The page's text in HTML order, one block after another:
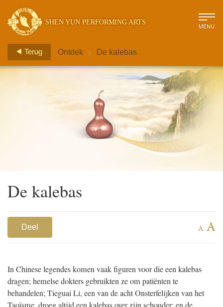
SHEN YUN PERFORMING ARTS MENU
Terug Ontdek > De kalebas
De kalebas
Deel A A
In Chinese legendes komen vaak figuren voor die een kalebas
dragen; hemelse dokters gebruikten ze om patiënten te
behandelen; Tieguai Li, een van de acht Onsterfelijken van het